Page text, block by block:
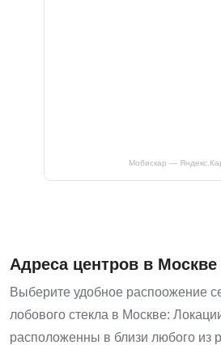
Мобискар —
Адреса центров в Москве
Выберите удобное распоожение
лобового стекла в Москве:
расположенны в близи любого из